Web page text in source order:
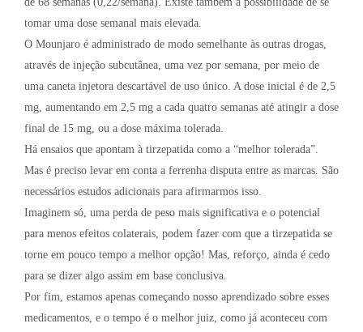
tomar uma dose semanal mais elevada.
O Mounjaro é administrado de modo semelhante às outras drogas,
através de injeção subcutânea, uma vez por semana, por meio de
uma caneta injetora descartável de uso único. A dose inicial é de 2,5
mg, aumentando em 2,5 mg a cada quatro semanas até atingir a dose
final de 15 mg, ou a dose máxima tolerada.
Há ensaios que apontam à tirzepatida como a “melhor tolerada”.
Mas é preciso levar em conta a ferrenha disputa entre as marcas. São
necessários estudos adicionais para afirmarmos isso.
Imaginem só, uma perda de peso mais significativa e o potencial
para menos efeitos colaterais, podem fazer com que a tirzepatida se
torne em pouco tempo a melhor opção! Mas, reforço, ainda é cedo
para se dizer algo assim em base conclusiva.
Por fim, estamos apenas começando nosso aprendizado sobre esses
medicamentos, e o tempo é o melhor juiz, como já aconteceu com